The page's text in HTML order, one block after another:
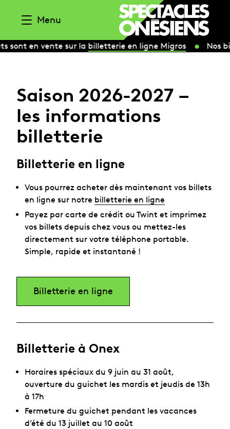
Menu
sont en vente sur la billetterie en ligne Migros Nos
Saison 2026-2027 –
les informations
billetterie
Billetterie en ligne
Vous pourrez acheter dès maintenant vos billets
en ligne sur notre billetterie en ligne
Payez par carte de crédit ou Twint et imprimez
vos billets depuis chez vous ou mettez-les
directement sur votre téléphone portable.
Simple, rapide et instantané !
Billetterie en ligne
Billetterie à Onex
Horaires spéciaux du 9 juin au 31 août,
ouverture du guichet les mardis et jeudis de 13h
à 17h
Fermeture du guichet pendant les vacances
d’été du 13 juillet au 10 août